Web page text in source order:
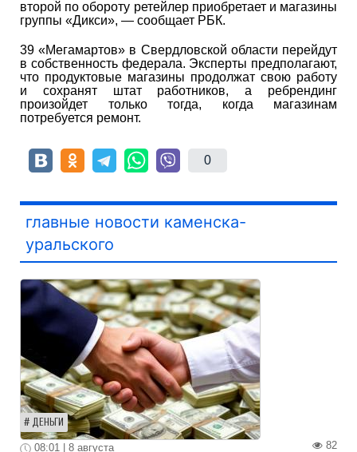
второй по обороту ретейлер приобретает и магазины
группы «Дикси», — сообщает РБК.
39 «Мегамартов» в Свердловской области перейдут
в собственность федерала. Эксперты предполагают,
что продуктовые магазины продолжат свою работу
и сохранят штат работников, а ребрендинг
произойдет только тогда, когда магазинам
потребуется ремонт.
0
главные новости каменска-
уральского
ДЕНЬГИ
82
08:01 | 8 августа